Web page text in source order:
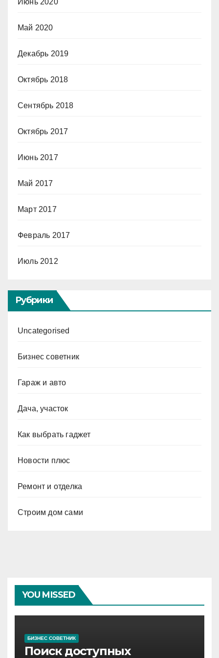
Май 2020
Декабрь 2019
Октябрь 2018
Сентябрь 2018
Октябрь 2017
Июнь 2017
Май 2017
Март 2017
Февраль 2017
Июль 2012
Рубрики
Uncategorised
Бизнес советник
Гараж и авто
Дача, участок
Как выбрать гаджет
Новости плюс
Ремонт и отделка
Строим дом сами
YOU MISSED
БИЗНЕС СОВЕТНИК
Поиск доступных